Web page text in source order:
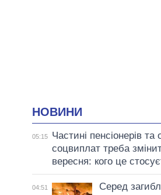
НОВИНИ
05:15
Частині пенсіонерів та
соцвиплат треба
вересня: кого це
04:51
Серед